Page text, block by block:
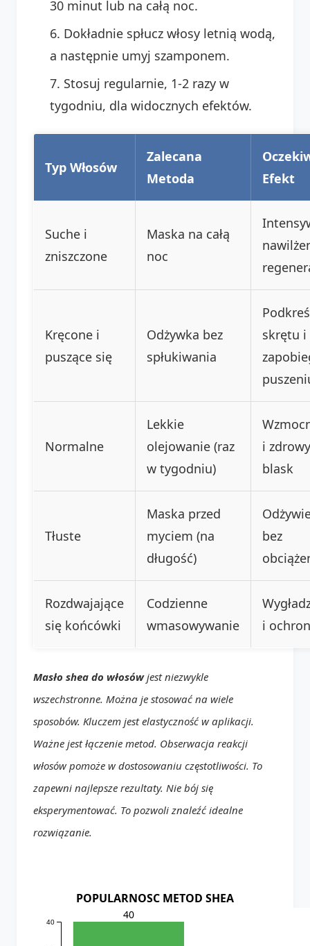
30 minut lub na całą noc.
Dokładnie spłucz włosy letnią wodą,
a następnie umyj szamponem.
Stosuj regularnie, 1-2 razy w
tygodniu, dla widocznych efektów.
Typ Włosów
Zalecana
Metoda
Efekt
Suche i
zniszczone
Maska na całą
noc
Kręcone i
puszące się
Odżywka bez
spłukiwania
skrętu i
Normalne
Lekkie
olejowanie (raz
w tygodniu)
i zdrowy
blask
Tłuste
Maska przed
myciem (na
długość)
bez
Rozdwajające
się końcówki
Codzienne
wmasowywanie
i
Masło shea do włosówjest niezwykle
wszechstronne. Można je stosować na wiele
sposobów. Kluczem jest elastyczność w aplikacji.
Ważne jest łączenie metod. Obserwacja reakcji
włosów pomoże w dostosowaniu częstotliwości. To
zapewni najlepsze rezultaty. Nie bój się
eksperymentować. To pozwoli znaleźć idealne
rozwiązanie.
POPULARNOSC METOD SHEA
40
40